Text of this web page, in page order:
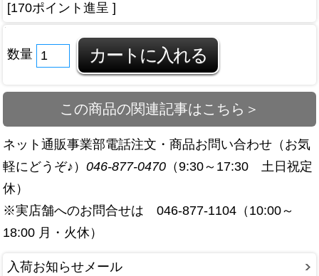
[170ポイント進呈 ]
数量
この商品の関連記事はこちら＞
ネット通販事業部電話注文・商品お問い合わせ（お気
軽にどうぞ♪） 046-877-0470 （9:30～17:30 土日祝定
休）
※実店舗へのお問合せは 046-877-1104（10:00～
18:00 月・火休）
入荷お知らせメール